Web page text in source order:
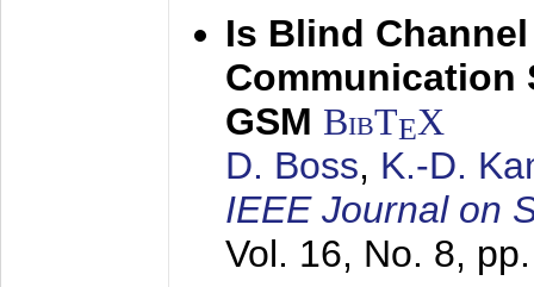
Is Blind
Communication
GSM BibTEX
D. Boss, K.-D.
IEEE Journal on
Vol. 16, No. 8,